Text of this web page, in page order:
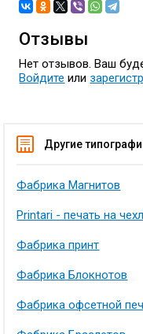
Отзывы
Нет отзывов. Ваш
Войдите или
Другие
Фабрика Магнитов
Printari - печать на
Фабрика принт
Фабрика Блокнотов
Фабрика офсетной